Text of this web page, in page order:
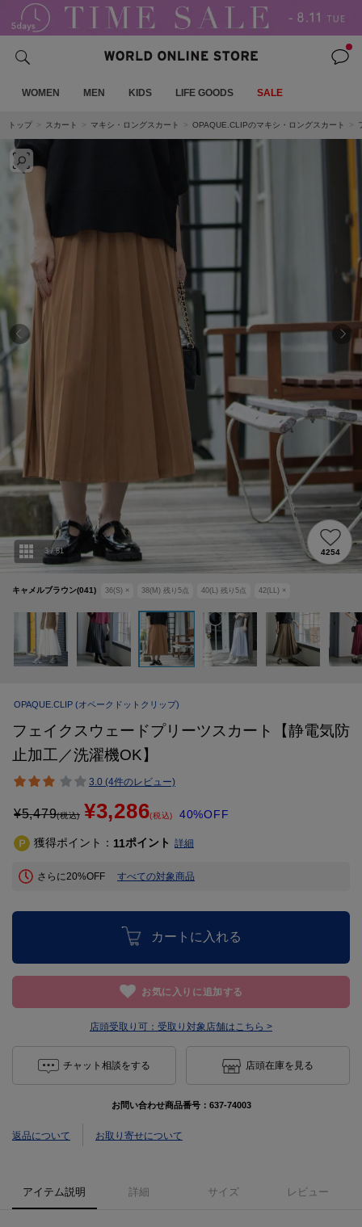
WOMEN MEN KIDS LIFE GOODS SALE
トップ スカート マキシ・ロングスカート OPAQUE.CLIPのマキシ・ロングスカート
キャメルブラウン(041) 36(S) × 38(M) 残り 5点 40(L) 残り 5点 42(LL) ×
3 /81 4254
OPAQUE.CLIP (オペークドットクリップ)
フェイクスウェードプリーツスカート【静電気防
止加工／洗濯機OK】
3.0 (4件のレビュー)
¥5,479(税込) ¥3,286(税込) 40%OFF
獲得ポイント： 11ポイント 詳細
さらに20%OFF すべての対象商品
カートに入れる
お気に入りに追加する
店頭受取り可： 受取り対象店舗はこちら >
チャット相談をする 店頭在庫を見る
お問い合わせ商品番号： 637-74003
返品について お取り寄せについて
アイテム説明 詳細 サイズ レビュー